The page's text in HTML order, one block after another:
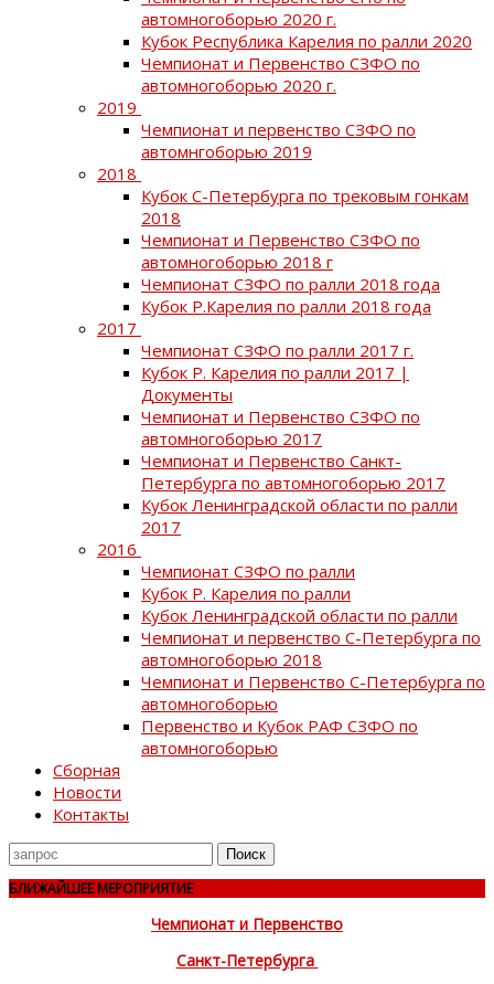
автомногоборью 2020 г.
Кубок Республика Карелия по ралли 2020
Чемпионат и Первенство СЗФО по
автомногоборью 2020 г.
2019
Чемпионат и первенство СЗФО по
автомнгоборью 2019
2018
Кубок С-Петербурга по трековым гонкам
2018
Чемпионат и Первенство СЗФО по
автомногоборью 2018 г
Чемпионат СЗФО по ралли 2018 года
Кубок Р.Карелия по ралли 2018 года
2017
Чемпионат СЗФО по ралли 2017 г.
Кубок Р. Карелия по ралли 2017 |
Документы
Чемпионат и Первенство СЗФО по
автомногоборью 2017
Чемпионат и Первенство Санкт-
Петербурга по автомногоборью 2017
Кубок Ленинградской области по ралли
2017
2016
Чемпионат СЗФО по ралли
Кубок Р. Карелия по ралли
Кубок Ленинградской области по ралли
Чемпионат и первенство С-Петербурга по
автомногоборью 2018
Чемпионат и Первенство С-Петербурга по
автомногоборью
Первенство и Кубок РАФ СЗФО по
автомногоборью
Сборная
Новости
Контакты
Поиск
для
БЛИЖАЙШЕЕ МЕРОПРИЯТИЕ
Чемпионат и Первенство
Санкт-Петербурга